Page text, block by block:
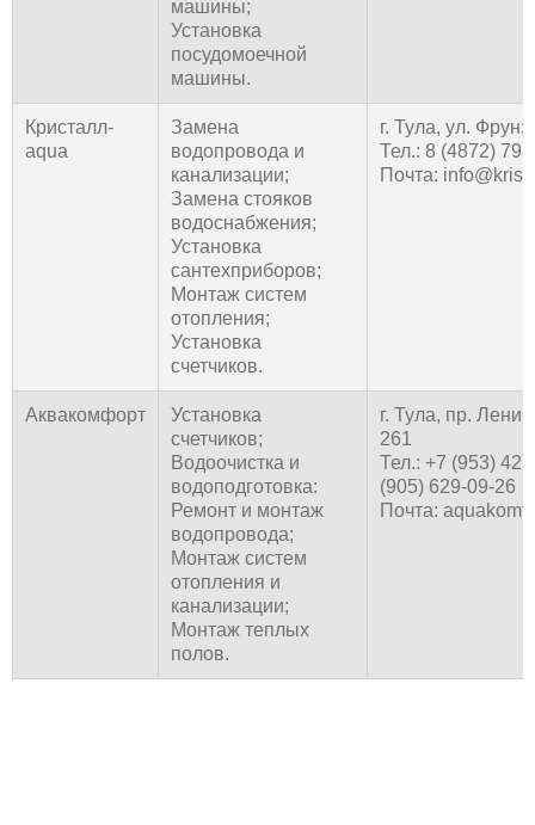
машины;
Установка
посудомоечной
машины.
Кристалл-
aqua
Замена
водопровода и
канализации;
Замена стояков
водоснабжения;
Установка
сантехприборов;
Монтаж систем
отопления;
Установка
счетчиков.
г. Тула, ул.
Тел.: 8 (4872) 79-
Почта:
Аквакомфорт
Установка
счетчиков;
Водоочистка и
водоподготовка:
Ремонт и монтаж
водопровода;
Монтаж систем
отопления и
канализации;
Монтаж теплых
полов.
г. Тула, пр.
261
Тел.: +7 (953)
(905) 629-09-26
Почта: